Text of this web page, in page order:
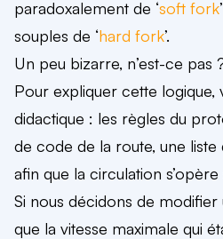
paradoxalement de ‘soft fork
souples de ‘hard fork’.
Un peu bizarre, n’est-ce pas
Pour expliquer cette logique,
didactique : les règles du
de code de la route, une
afin que la circulation
Si nous décidons de
que la vitesse maximale qui